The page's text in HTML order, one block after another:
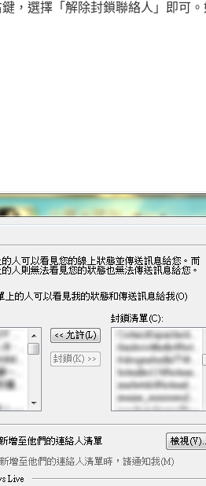
，選擇「解除封鎖聯絡人」即可